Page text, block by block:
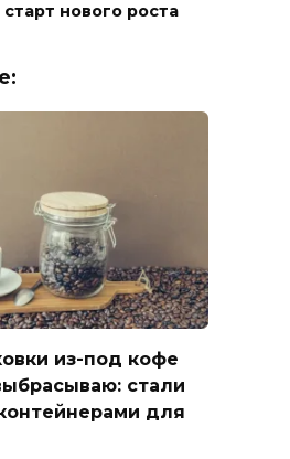
нового роста
из-под кофе
стали
для